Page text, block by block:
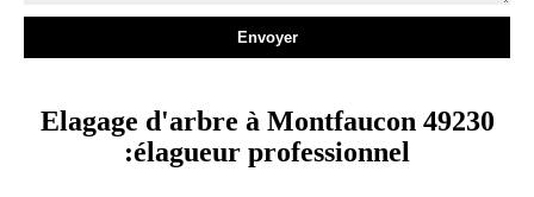
Elagage d'arbre à Montfaucon 49230
:élagueur professionnel